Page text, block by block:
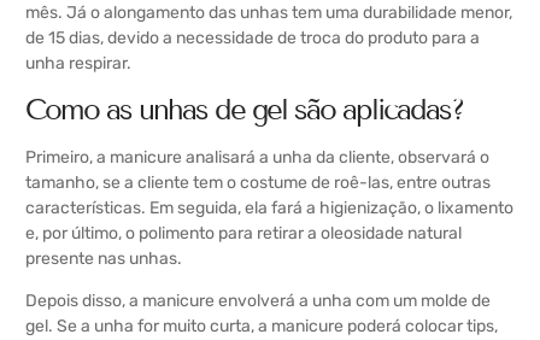
mês. Já o alongamento das unhas tem uma durabilidade menor,
de 15 dias, devido a necessidade de troca do produto para a
unha respirar.
Como as unhas de gel são aplicadas?
Primeiro, a manicure analisará a unha da cliente, observará o
tamanho, se a cliente tem o costume de roê-las, entre outras
características. Em seguida, ela fará a higienização, o lixamento
e, por último, o polimento para retirar a oleosidade natural
presente nas unhas.
Depois disso, a manicure envolverá a unha com um molde de
gel. Se a unha for muito curta, a manicure poderá colocar tips,